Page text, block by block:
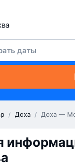
даты
/ Доха / Доха —